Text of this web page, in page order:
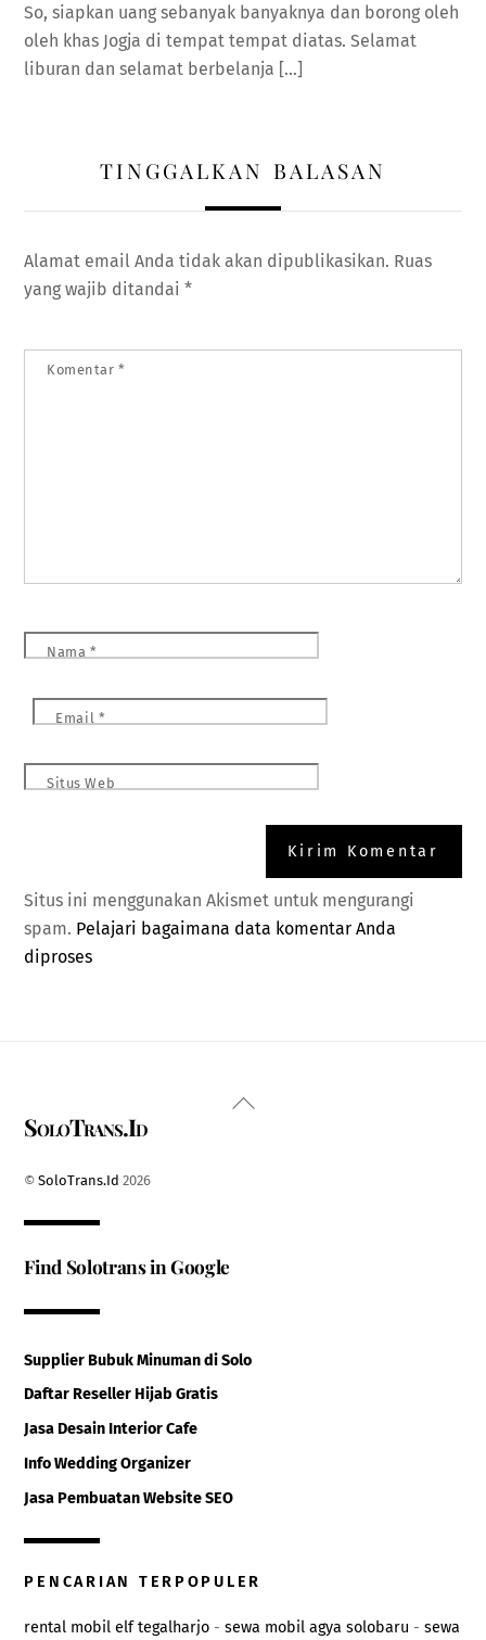
So, siapkan uang sebanyak banyaknya dan borong oleh
oleh khas Jogja di tempat tempat diatas. Selamat
liburan dan selamat berbelanja […]
TINGGALKAN BALASAN
Alamat email Anda tidak akan dipublikasikan. Ruas
yang wajib ditandai*
Komentar*
Nama *
Email *
Situs Web
Situs ini menggunakan Akismet untuk mengurangi
spam. Pelajari bagaimana data komentar Anda
diproses
Back
SoloTrans.Id
©SoloTrans.Id 2026
Find Solotrans in Google
Supplier Bubuk Minuman di Solo
Daftar Reseller Hijab Gratis
Jasa Desain Interior Cafe
Info Wedding Organizer
Jasa Pembuatan Website SEO
PENCARIAN TERPOPULER
rental mobil elf tegalharjo -sewa mobil agya solobaru -sewa